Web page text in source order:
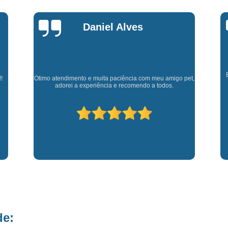
Microchipagem para Cachorro São
Microchipagem para Gatos
Ozonioterapia em Cães
Ozonioterapia para Cachorro
Ozonioterapia para Cães
Marly Rosa
Experiência muito boa, trata meus animaizinhos super
bem além de ter ótimos doutores que estão sempre
disponíveis para retirar dúvidas.